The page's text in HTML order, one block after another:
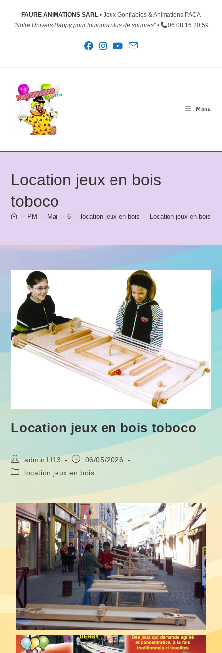
FAURE ANIMATIONS SARL • Jeux Gonflables & Animations PACA
"Notre Univers Happy pour toujours plus de sourires"• 06 08 16 20 59
Menu
Location jeux en bois
toboco
> PM > Mai > 6 > location jeux en bois > Location jeux en bois
Location jeux en bois toboco
admin1113
06/05/2026
location jeux en bois